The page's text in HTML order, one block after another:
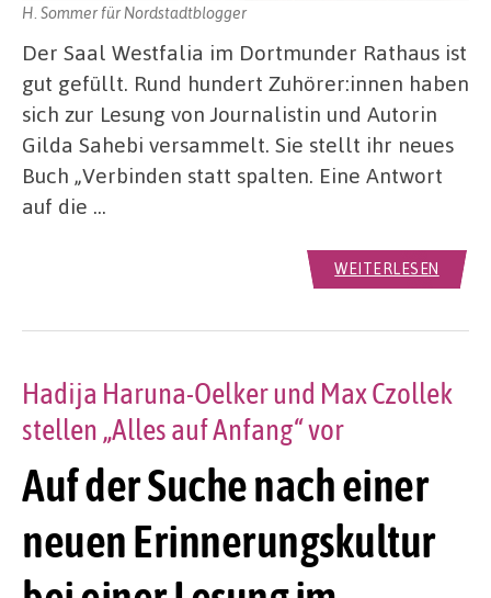
H. Sommer für Nordstadtblogger
Der Saal Westfalia im Dortmunder Rathaus ist
gut gefüllt. Rund hundert Zuhörer:innen haben
sich zur Lesung von Journalistin und Autorin
Gilda Sahebi versammelt. Sie stellt ihr neues
Buch „Verbinden statt spalten. Eine Antwort
auf die …
WEITERLESEN
Auf der Suche nach einer
neuen Erinnerungskultur
Hadija Haruna-Oelker und Max Czollek
stellen „Alles auf Anfang“ vor